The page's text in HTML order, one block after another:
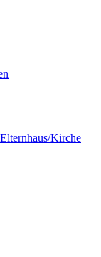
Kirche